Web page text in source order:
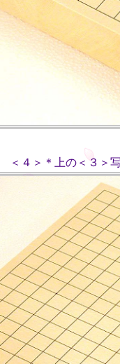
＜４＞＊上の＜３＞